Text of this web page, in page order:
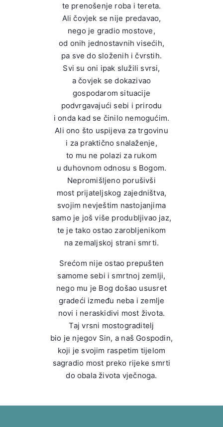
te prenošenje roba i tereta.
Ali čovjek se nije predavao,
nego je gradio mostove,
od onih jednostavnih visećih,
pa sve do složenih i čvrstih.
Svi su oni ipak služili svrsi,
a čovjek se dokazivao
gospodarom situacije
podvrgavajući sebi i prirodu
i onda kad se činilo nemogućim.
Ali ono što uspijeva za trgovinu
i za praktično snalaženje,
to mu ne polazi za rukom
u duhovnom odnosu s Bogom.
Nepromišljeno porušivši
most prijateljskog zajedništva,
svojim nevještim nastojanjima
samo je još više produbljivao jaz,
te je tako ostao zarobljenikom
na zemaljskoj strani smrti.
Srećom nije ostao prepušten
samome sebi i smrtnoj zemlji,
nego mu je Bog došao ususret
gradeći između neba i zemlje
novi i neraskidivi most života.
Taj vrsni mostograditelj
bio je njegov Sin, a naš Gospodin,
koji je svojim raspetim tijelom
sagradio most preko rijeke smrti
do obala života vječnoga.